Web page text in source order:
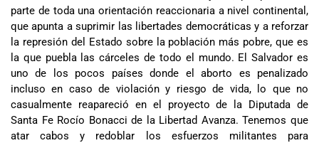
parte de toda una orientación reaccionaria a nivel continental,
que apunta a suprimir las libertades democráticas y a reforzar
la represión del Estado sobre la población más pobre, que es
la que puebla las cárceles de todo el mundo. El Salvador es
uno de los pocos países donde el aborto es penalizado
incluso en caso de violación y riesgo de vida, lo que no
casualmente reapareció en el proyecto de la Diputada de
Santa Fe Rocío Bonacci de la Libertad Avanza. Tenemos que
atar cabos y redoblar los esfuerzos militantes para